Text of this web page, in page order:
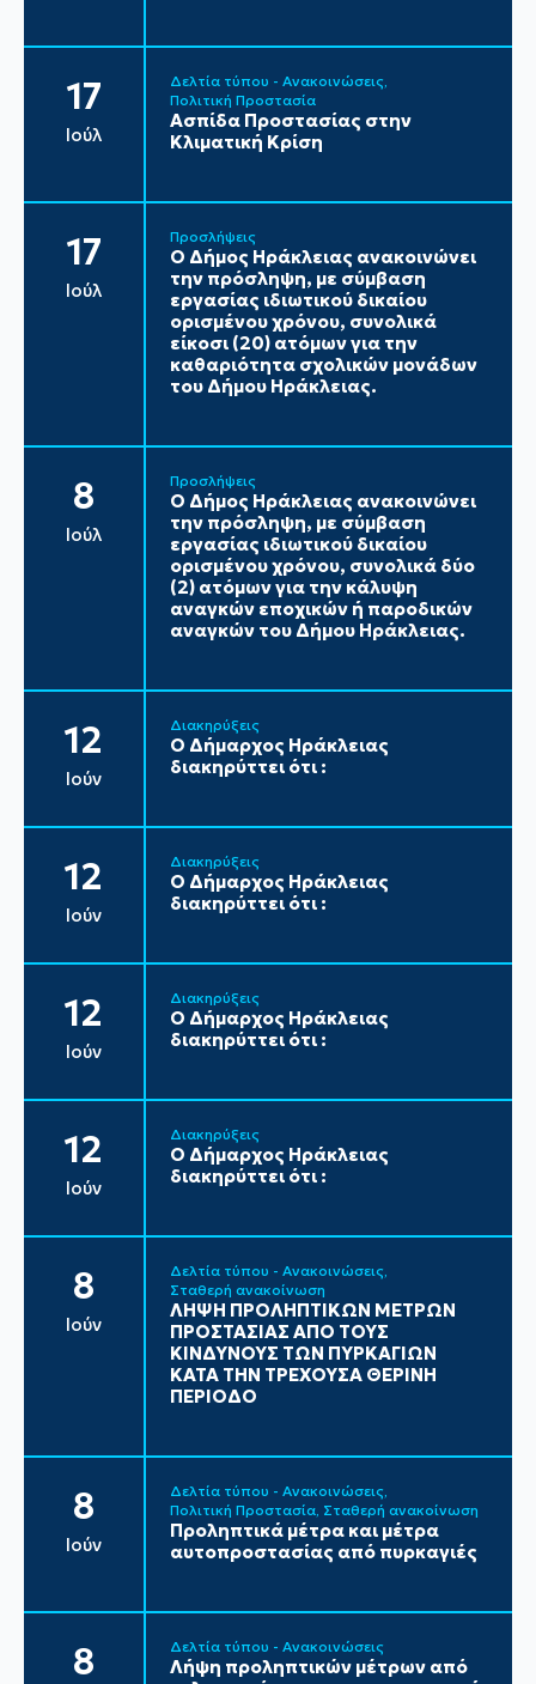
17
Ιούλ
Δελτία τύπου - Ανακοινώσεις
Πολιτική Προστασία
Ασπίδα Προστασίας στην
Κλιματική Κρίση
17
Ιούλ
Προσλήψεις
Ο Δήμος Ηράκλειας ανακοινώνει
την πρόσληψη, με σύμβαση
εργασίας ιδιωτικού δικαίου
ορισμένου χρόνου, συνολικά
είκοσι (20) ατόμων για την
καθαριότητα σχολικών μονάδων
του Δήμου Ηράκλειας.
8
Ιούλ
Προσλήψεις
Ο Δήμος Ηράκλειας ανακοινώνει
την πρόσληψη, με σύμβαση
εργασίας ιδιωτικού δικαίου
ορισμένου χρόνου, συνολικά δύο
(2) ατόμων για την κάλυψη
αναγκών εποχικών ή παροδικών
αναγκών του Δήμου Ηράκλειας.
12
Ιούν
Διακηρύξεις
Ο Δήμαρχος Ηράκλειας
διακηρύττει ότι :
12
Ιούν
Διακηρύξεις
Ο Δήμαρχος Ηράκλειας
διακηρύττει ότι :
12
Ιούν
Διακηρύξεις
Ο Δήμαρχος Ηράκλειας
διακηρύττει ότι :
12
Ιούν
Διακηρύξεις
Ο Δήμαρχος Ηράκλειας
διακηρύττει ότι :
8
Ιούν
Δελτία τύπου - Ανακοινώσεις
Σταθερή ανακοίνωση
ΛΗΨΗ ΠΡΟΛΗΠΤΙΚΩΝ ΜΕΤΡΩΝ
ΠΡΟΣΤΑΣΙΑΣ ΑΠΟ ΤΟΥΣ
ΚΙΝΔΥΝΟΥΣ ΤΩΝ ΠΥΡΚΑΓΙΩΝ
ΚΑΤΑ ΤΗΝ ΤΡΕΧΟΥΣΑ ΘΕΡΙΝΗ
ΠΕΡΙΟΔΟ
8
Ιούν
Δελτία τύπου - Ανακοινώσεις
Πολιτική Προστασία Σταθερή ανακοίνωση
Προληπτικά μέτρα και μέτρα
αυτοπροστασίας από πυρκαγιές
8 Δελτία τύπου - Ανακοινώσεις
Λήψη προληπτικών μέτρων από